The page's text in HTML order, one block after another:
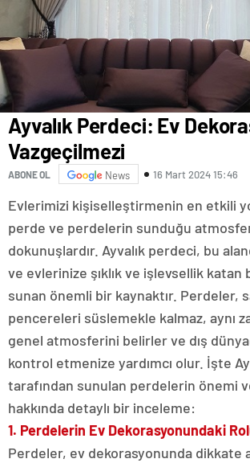
Ayvalık Perdeci: Ev
Vazgeçilmezi
ABONE OL News 16 Mart 2024 15:46
Evlerimizi kişiselleştirmenin en etkili
perde ve perdelerin sunduğu
dokunuşlardır. Ayvalık perdeci, bu
ve evlerinize şıklık ve işlevsellik
sunan önemli bir kaynaktır. Perdeler,
pencereleri süslemekle kalmaz, aynı
genel atmosferini belirler ve dış
kontrol etmenize yardımcı olur. İşte
tarafından sunulan perdelerin önemi
hakkında detaylı bir inceleme:
1. Perdelerin Ev Dekorasyonundaki
Perdeler, ev dekorasyonunda dikkate